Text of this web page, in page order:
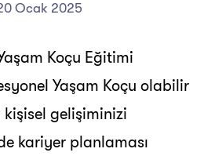
Ocak 2025
Koçu Eğitimi
Yaşam Koçu olabilir
gelişiminizi
kariyer planlaması